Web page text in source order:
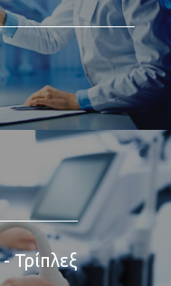
Τρίπλεξ